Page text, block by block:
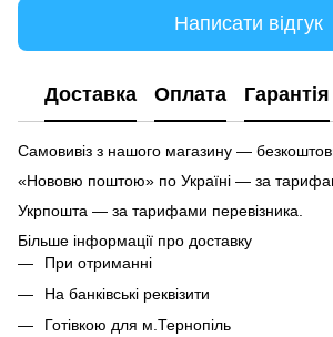
Написати відгук
Доставка Оплата Гарантія
Самовивіз з нашого магазину —
«Нововю поштою» по Україні — за
Укрпошта — за тарифами перевізника.
Більше інформації про доставку
При отриманні
На банківські реквізити
Готівкою для м.Тернопіль